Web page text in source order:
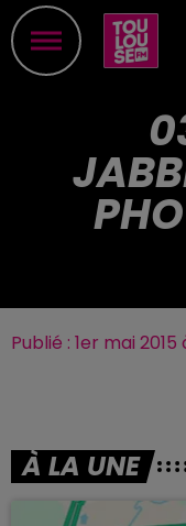
Publié : 1er mai
À LA UNE